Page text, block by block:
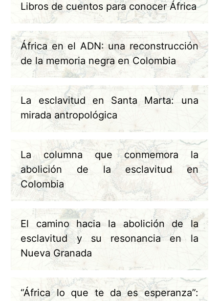
Libros de cuentos para conocer África
África en el ADN: una reconstrucción
de la memoria negra en Colombia
La esclavitud en Santa Marta: una
mirada antropológica
La columna que conmemora la
abolición de la esclavitud en
Colombia
El camino hacia la abolición de la
esclavitud y su resonancia en la
Nueva Granada
“África lo que te da es esperanza”: